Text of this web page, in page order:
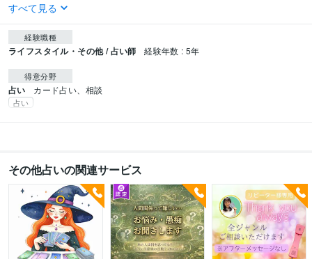
すべて見る
経験職種
ライフスタイル・その他 / 占い師 経験年数 : 5年
得意分野
占い カード占い、相談
占い
その他占いの関連サービス